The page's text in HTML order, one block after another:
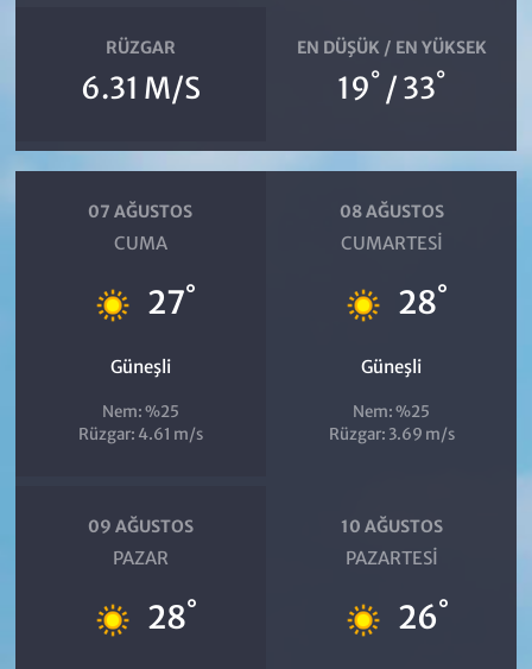
RÜZGAR
6.31 M/S
EN DÜŞÜK / EN YÜKSEK
19° / 33°
07 AĞUSTOS
CUMA
27°
Güneşli
Nem: %25
Rüzgar: 4.61 m/s
08 AĞUSTOS
CUMARTESI
28°
Güneşli
Nem: %25
Rüzgar: 3.69 m/s
09 AĞUSTOS
PAZAR
28°
10 AĞUSTOS
PAZARTESI
26°